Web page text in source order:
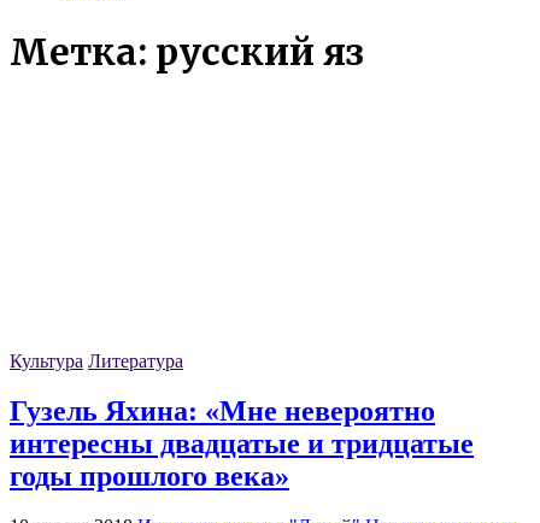
Метка: русский яз
Культура Литература
Гузель Яхина: «Мне невероятно
интересны двадцатые и тридцатые
годы прошлого века»